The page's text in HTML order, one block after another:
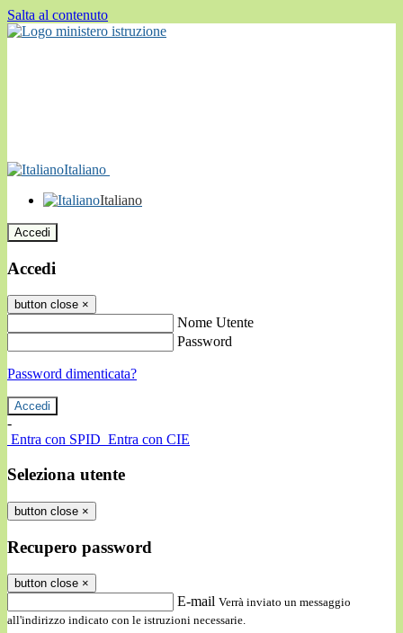
Salta al contenuto
Italiano
Italiano
Accedi
Accedi
button close ×
Nome Utente
Password
Password dimenticata?
-
Entra con SPID Entra con CIE
Seleziona utente
button close ×
Recupero password
button close ×
E-mail Verrà inviato un messaggio
all'indirizzo indicato con le istruzioni necessarie.